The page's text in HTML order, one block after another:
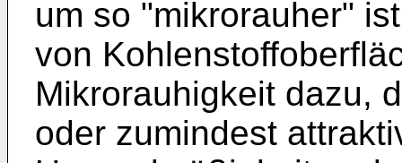
um so "mikrorauher"
von
Mikrorauhigkeit dazu,
oder zumindest